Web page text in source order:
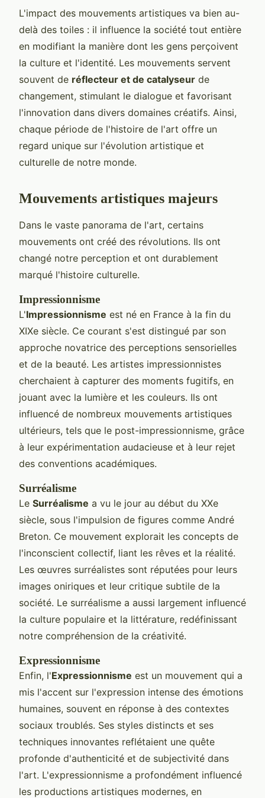
L'impact des mouvements artistiques va bien au-
delà des toiles : il influence la société tout entière
en modifiant la manière dont les gens perçoivent
la culture et l'identité. Les mouvements servent
souvent de réflecteur et de catalyseur de
changement, stimulant le dialogue et favorisant
l'innovation dans divers domaines créatifs. Ainsi,
chaque période de l'histoire de l'art offre un
regard unique sur l'évolution artistique et
culturelle de notre monde.
Mouvements artistiques majeurs
Dans le vaste panorama de l'art, certains
mouvements ont créé des révolutions. Ils ont
changé notre perception et ont durablement
marqué l'histoire culturelle.
Impressionnisme
L'Impressionnisme est né en France à la fin du
XIXe siècle. Ce courant s'est distingué par son
approche novatrice des perceptions sensorielles
et de la beauté. Les artistes impressionnistes
cherchaient à capturer des moments fugitifs, en
jouant avec la lumière et les couleurs. Ils ont
influencé de nombreux mouvements artistiques
ultérieurs, tels que le post-impressionnisme, grâce
à leur expérimentation audacieuse et à leur rejet
des conventions académiques.
Surréalisme
Le Surréalisme a vu le jour au début du XXe
siècle, sous l'impulsion de figures comme André
Breton. Ce mouvement explorait les concepts de
l'inconscient collectif, liant les rêves et la réalité.
Les œuvres surréalistes sont réputées pour leurs
images oniriques et leur critique subtile de la
société. Le surréalisme a aussi largement influencé
la culture populaire et la littérature, redéfinissant
notre compréhension de la créativité.
Expressionnisme
Enfin, l'Expressionnisme est un mouvement qui a
mis l'accent sur l'expression intense des émotions
humaines, souvent en réponse à des contextes
sociaux troublés. Ses styles distincts et ses
techniques innovantes reflétaient une quête
profonde d'authenticité et de subjectivité dans
l'art. L'expressionnisme a profondément influencé
les productions artistiques modernes, en